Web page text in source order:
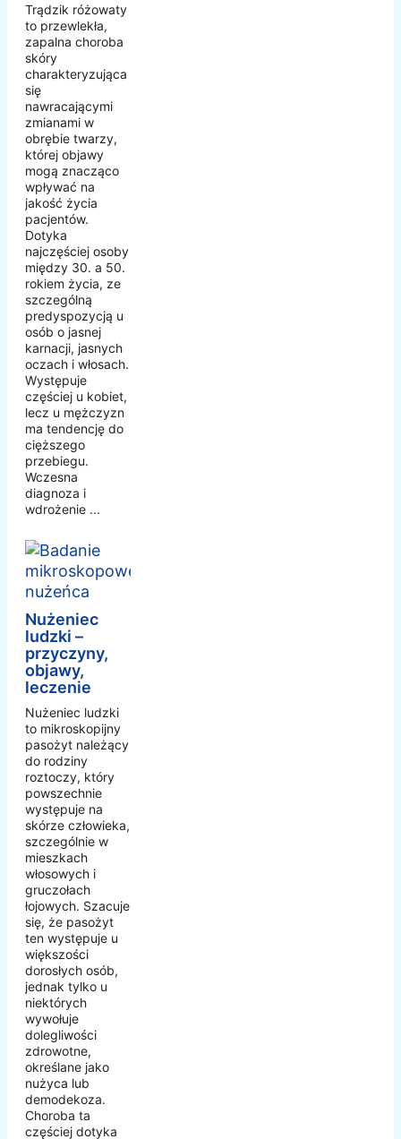
Trądzik różowaty
to przewlekła,
zapalna choroba
skóry
charakteryzująca
się
nawracającymi
zmianami w
obrębie twarzy,
której objawy
mogą znacząco
wpływać na
jakość życia
pacjentów.
Dotyka
najczęściej osoby
między 30. a 50.
rokiem życia, ze
szczególną
predyspozycją u
osób o jasnej
karnacji, jasnych
oczach i włosach.
Występuje
częściej u kobiet,
lecz u mężczyzn
ma tendencję do
cięższego
przebiegu.
Wczesna
diagnoza i
wdrożenie ...
Nużeniec
ludzki –
przyczyny,
objawy,
leczenie
Nużeniec ludzki
to mikroskopijny
pasożyt należący
do rodziny
roztoczy, który
powszechnie
występuje na
skórze człowieka,
szczególnie w
mieszkach
włosowych i
gruczołach
łojowych. Szacuje
się, że pasożyt
ten występuje u
większości
dorosłych osób,
jednak tylko u
niektórych
wywołuje
dolegliwości
zdrowotne,
określane jako
nużyca lub
demodekoza.
Choroba ta
częściej dotyka